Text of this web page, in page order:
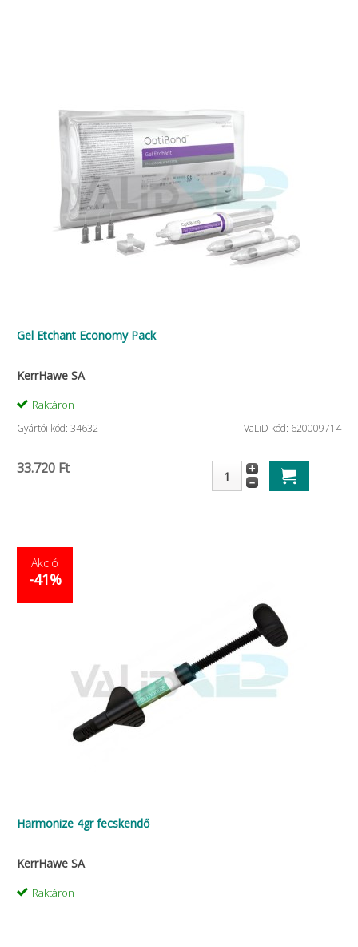
Gel Etchant Economy Pack
KerrHawe SA
Raktáron
Gyártói kód: 34632 VaLiD kód: 620009714
33.720 Ft
Akció
-41%
Harmonize 4gr fecskendő
KerrHawe SA
Raktáron